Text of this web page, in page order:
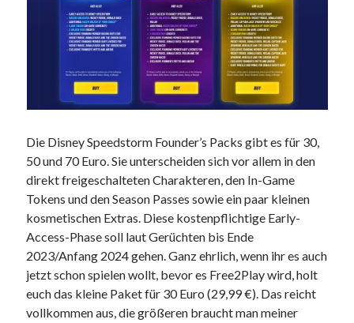
Die Disney Speedstorm Founder’s Packs gibt es für 30,
50 und 70 Euro. Sie unterscheiden sich vor allem in den
direkt freigeschalteten Charakteren, den In-Game
Tokens und den Season Passes sowie ein paar kleinen
kosmetischen Extras. Diese kostenpflichtige Early-
Access-Phase soll laut Gerüchten bis Ende
2023/Anfang 2024 gehen. Ganz ehrlich, wenn ihr es auch
jetzt schon spielen wollt, bevor es Free2Play wird, holt
euch das kleine Paket für 30 Euro (29,99 €). Das reicht
vollkommen aus, die größeren braucht man meiner